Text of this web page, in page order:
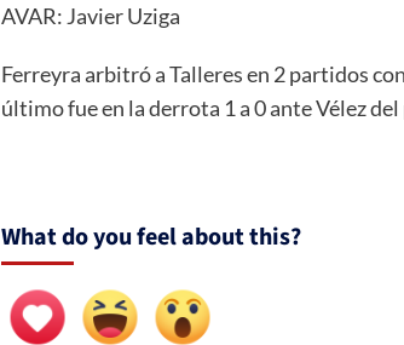
AVAR: Javier Uziga
Ferreyra arbitró a Talleres en 2 partidos
último fue en la derrota 1 a 0 ante Vélez
What do you feel about this?